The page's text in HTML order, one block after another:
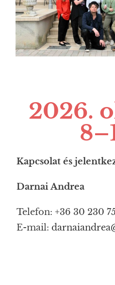
2026.
Kapcsolat és
Darnai Andrea
Telefon: +36 30 230
E-mail: